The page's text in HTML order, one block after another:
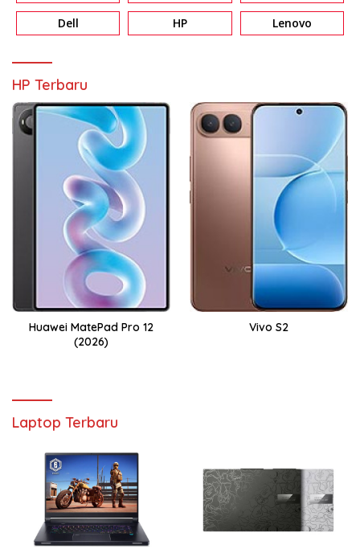
Dell HP Lenovo
HP Terbaru
Huawei MatePad Pro 12
(2026)
Vivo S2
Laptop Terbaru